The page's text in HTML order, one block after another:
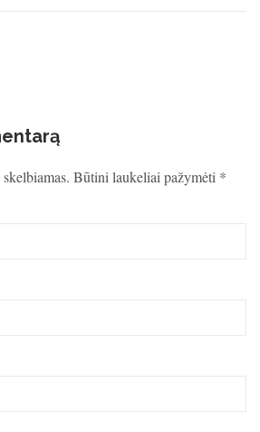
Būtini laukeliai pažymėti *